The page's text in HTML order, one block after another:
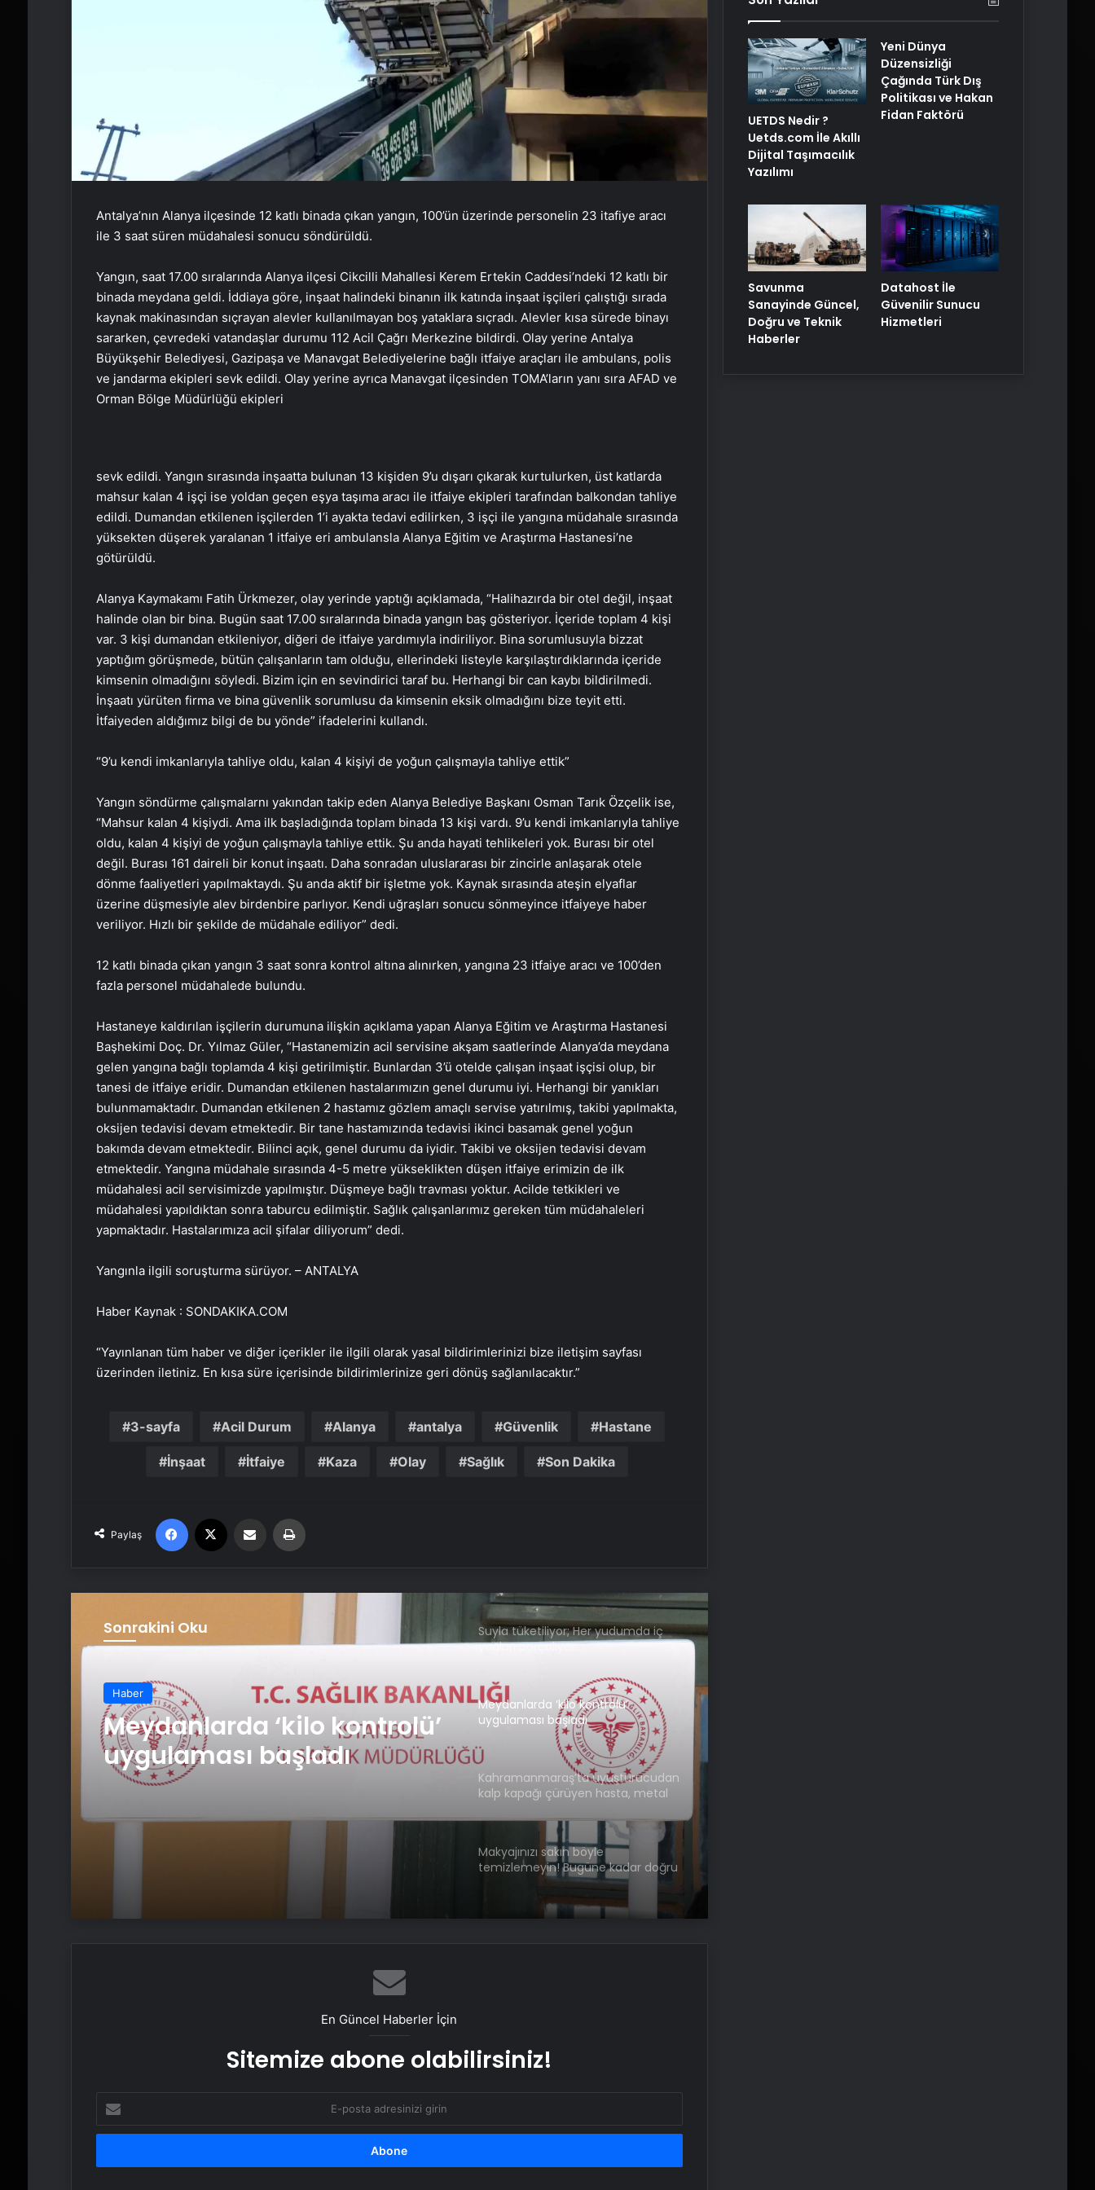
Antalya’nın Alanya ilçesinde 12 katlı binada çıkan yangın, 100’ün üzerinde personelin 23 itafiye aracı
ile 3 saat süren müdahalesi sonucu söndürüldü.
Yangın, saat 17.00 sıralarında Alanya ilçesi Cikcilli Mahallesi Kerem Ertekin Caddesi’ndeki 12 katlı bir
binada meydana geldi. İddiaya göre, inşaat halindeki binanın ilk katında inşaat işçileri çalıştığı sırada
kaynak makinasından sıçrayan alevler kullanılmayan boş yataklara sıçradı. Alevler kısa sürede binayı
sararken, çevredeki vatandaşlar durumu 112 Acil Çağrı Merkezine bildirdi. Olay yerine Antalya
Büyükşehir Belediyesi, Gazipaşa ve Manavgat Belediyelerine bağlı itfaiye araçları ile ambulans, polis
ve jandarma ekipleri sevk edildi. Olay yerine ayrıca Manavgat ilçesinden TOMA’ların yanı sıra AFAD ve
Orman Bölge Müdürlüğü ekipleri
sevk edildi. Yangın sırasında inşaatta bulunan 13 kişiden 9’u dışarı çıkarak kurtulurken, üst katlarda
mahsur kalan 4 işçi ise yoldan geçen eşya taşıma aracı ile itfaiye ekipleri tarafından balkondan tahliye
edildi. Dumandan etkilenen işçilerden 1’i ayakta tedavi edilirken, 3 işçi ile yangına müdahale sırasında
yüksekten düşerek yaralanan 1 itfaiye eri ambulansla Alanya Eğitim ve Araştırma Hastanesi’ne
götürüldü.
Alanya Kaymakamı Fatih Ürkmezer, olay yerinde yaptığı açıklamada, “Halihazırda bir otel değil, inşaat
halinde olan bir bina. Bugün saat 17.00 sıralarında binada yangın baş gösteriyor. İçeride toplam 4 kişi
var. 3 kişi dumandan etkileniyor, diğeri de itfaiye yardımıyla indiriliyor. Bina sorumlusuyla bizzat
yaptığım görüşmede, bütün çalışanların tam olduğu, ellerindeki listeyle karşılaştırdıklarında içeride
kimsenin olmadığını söyledi. Bizim için en sevindirici taraf bu. Herhangi bir can kaybı bildirilmedi.
İnşaatı yürüten firma ve bina güvenlik sorumlusu da kimsenin eksik olmadığını bize teyit etti.
İtfaiyeden aldığımız bilgi de bu yönde” ifadelerini kullandı.
“9’u kendi imkanlarıyla tahliye oldu, kalan 4 kişiyi de yoğun çalışmayla tahliye ettik”
Yangın söndürme çalışmalarnı yakından takip eden Alanya Belediye Başkanı Osman Tarık Özçelik ise,
“Mahsur kalan 4 kişiydi. Ama ilk başladığında toplam binada 13 kişi vardı. 9’u kendi imkanlarıyla tahliye
oldu, kalan 4 kişiyi de yoğun çalışmayla tahliye ettik. Şu anda hayati tehlikeleri yok. Burası bir otel
değil. Burası 161 daireli bir konut inşaatı. Daha sonradan uluslararası bir zincirle anlaşarak otele
dönme faaliyetleri yapılmaktaydı. Şu anda aktif bir işletme yok. Kaynak sırasında ateşin elyaflar
üzerine düşmesiyle alev birdenbire parlıyor. Kendi uğraşları sonucu sönmeyince itfaiyeye haber
veriliyor. Hızlı bir şekilde de müdahale ediliyor” dedi.
12 katlı binada çıkan yangın 3 saat sonra kontrol altına alınırken, yangına 23 itfaiye aracı ve 100’den
fazla personel müdahalede bulundu.
Hastaneye kaldırılan işçilerin durumuna ilişkin açıklama yapan Alanya Eğitim ve Araştırma Hastanesi
Başhekimi Doç. Dr. Yılmaz Güler, “Hastanemizin acil servisine akşam saatlerinde Alanya’da meydana
gelen yangına bağlı toplamda 4 kişi getirilmiştir. Bunlardan 3’ü otelde çalışan inşaat işçisi olup, bir
tanesi de itfaiye eridir. Dumandan etkilenen hastalarımızın genel durumu iyi. Herhangi bir yanıkları
bulunmamaktadır. Dumandan etkilenen 2 hastamız gözlem amaçlı servise yatırılmış, takibi yapılmakta,
oksijen tedavisi devam etmektedir. Bir tane hastamızında tedavisi ikinci basamak genel yoğun
bakımda devam etmektedir. Bilinci açık, genel durumu da iyidir. Takibi ve oksijen tedavisi devam
etmektedir. Yangına müdahale sırasında 4-5 metre yükseklikten düşen itfaiye erimizin de ilk
müdahalesi acil servisimizde yapılmıştır. Düşmeye bağlı travması yoktur. Acilde tetkikleri ve
müdahalesi yapıldıktan sonra taburcu edilmiştir. Sağlık çalışanlarımız gereken tüm müdahaleleri
yapmaktadır. Hastalarımıza acil şifalar diliyorum” dedi.
Yangınla ilgili soruşturma sürüyor. – ANTALYA
Haber Kaynak : SONDAKIKA.COM
“Yayınlanan tüm haber ve diğer içerikler ile ilgili olarak yasal bildirimlerinizi bize iletişim sayfası
üzerinden iletiniz. En kısa süre içerisinde bildirimlerinize geri dönüş sağlanılacaktır.”
3-sayfa Acil Durum Alanya antalya Güvenlik Hastane
İnşaat İtfaiye Kaza Olay Sağlık Son Dakika
Paylaş
Facebook Email'den paylaş
Sonrakini Oku
Haber
Meydanlarda ‘kilo kontrolü’
uygulaması başladı
önerisi
yarayan en etkili 6 yöntem
Suyla tüketiliyor; Her yudumda iç
yağları parçalıyor…
Meydanlarda ‘kilo kontrolü’
uygulaması başladı
Kahramanmaraş’ta uyuşturucudan
kalp kapağı çürüyen hasta, metal
Makyajınızı sakın böyle
temizlemeyin! Bugüne kadar doğru
bilinen yanlış temizleme yöntemi
Bebeğinizin ilk haftaları için 5 bakım
En Güncel Haberler İçin
Sitemize abone olabilirsiniz!
posta
adresinizi
UETDS Nedir ?
Uetds.com İle Akıllı
Dijital Taşımacılık
Yazılımı
Yeni Dünya
Düzensizliği
Çağında Türk Dış
Politikası ve Hakan
Fidan Faktörü
Savunma
Sanayinde Güncel,
Doğru ve Teknik
Haberler
Datahost İle
Güvenilir Sunucu
Hizmetleri